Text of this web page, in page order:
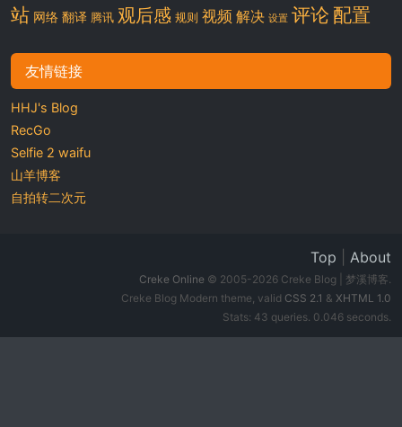
站 网络 翻译 腾讯 观后感 规则 视频 解决 设置 评论 配置
友情链接
HHJ's Blog
RecGo
Selfie 2 waifu
山羊博客
自拍转二次元
Top About
Creke Online © 2005-2026 Creke Blog | 梦溪博客.
Creke Blog Modern theme, valid CSS 2.1 & XHTML 1.0
Stats: 43 queries. 0.046 seconds.